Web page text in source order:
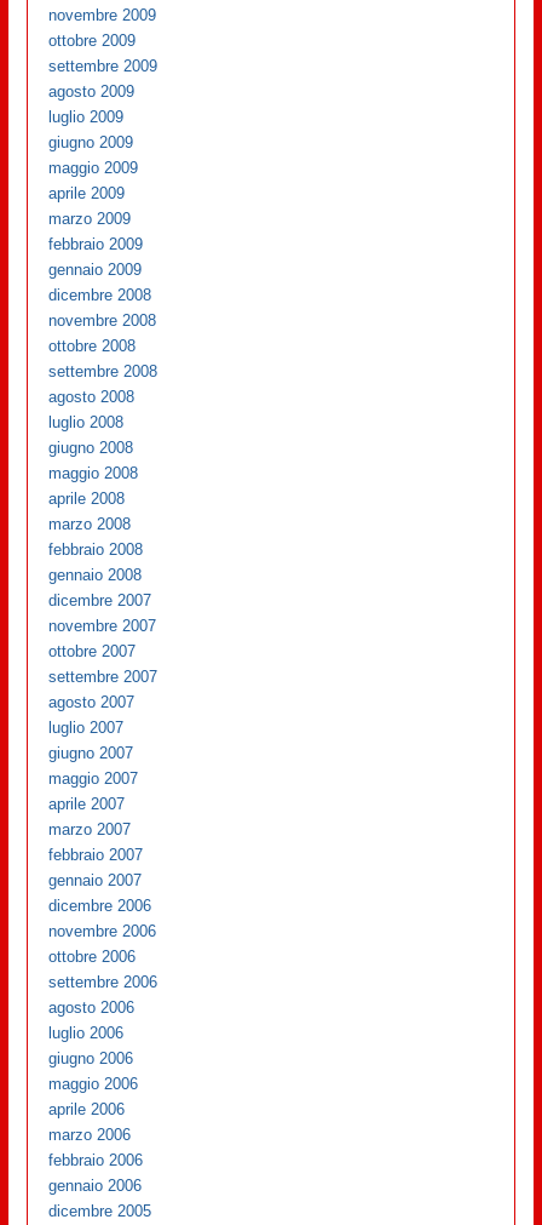
novembre 2009
ottobre 2009
settembre 2009
agosto 2009
luglio 2009
giugno 2009
maggio 2009
aprile 2009
marzo 2009
febbraio 2009
gennaio 2009
dicembre 2008
novembre 2008
ottobre 2008
settembre 2008
agosto 2008
luglio 2008
giugno 2008
maggio 2008
aprile 2008
marzo 2008
febbraio 2008
gennaio 2008
dicembre 2007
novembre 2007
ottobre 2007
settembre 2007
agosto 2007
luglio 2007
giugno 2007
maggio 2007
aprile 2007
marzo 2007
febbraio 2007
gennaio 2007
dicembre 2006
novembre 2006
ottobre 2006
settembre 2006
agosto 2006
luglio 2006
giugno 2006
maggio 2006
aprile 2006
marzo 2006
febbraio 2006
gennaio 2006
dicembre 2005